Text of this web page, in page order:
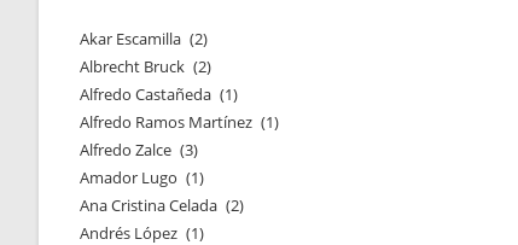
Akar Escamilla (2)
Albrecht Bruck (2)
Alfredo Castañeda (1)
Alfredo Ramos Martínez (1)
Alfredo Zalce (3)
Amador Lugo (1)
Ana Cristina Celada (2)
Andrés López (1)